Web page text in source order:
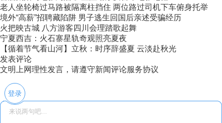
老人坐轮椅过马路被隔离柱挡住 两位路过司机下车俯身托举
境外“高薪”招聘藏陷阱 男子逃生回国后亲述受骗经历
火把映古城 八方游客四川会理踏歌起舞
宁夏西吉：火石寨星轨奇观照亮夏夜
【循着节气看山河】立秋：时序辞盛夏 云淡赴秋光
发表评论
文明上网理性发言，请遵守新闻评论服务协议
登录